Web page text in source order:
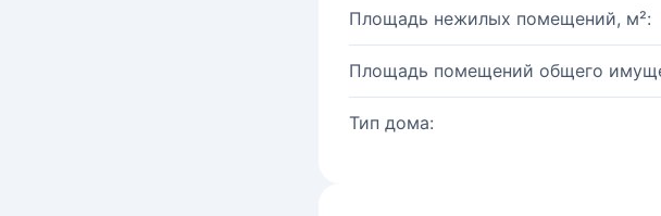
Площадь нежилых помещений, м²:
Площадь помещений общего
Тип дома: